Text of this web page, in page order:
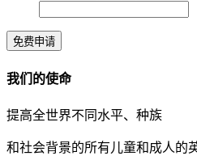
免费申请
我们的使命
提高全世界不同水平、种族
和社会背景的所有儿童和成人的